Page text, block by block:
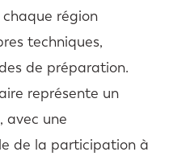
région
techniques,
de préparation.
représente un
avec une
de la participation à